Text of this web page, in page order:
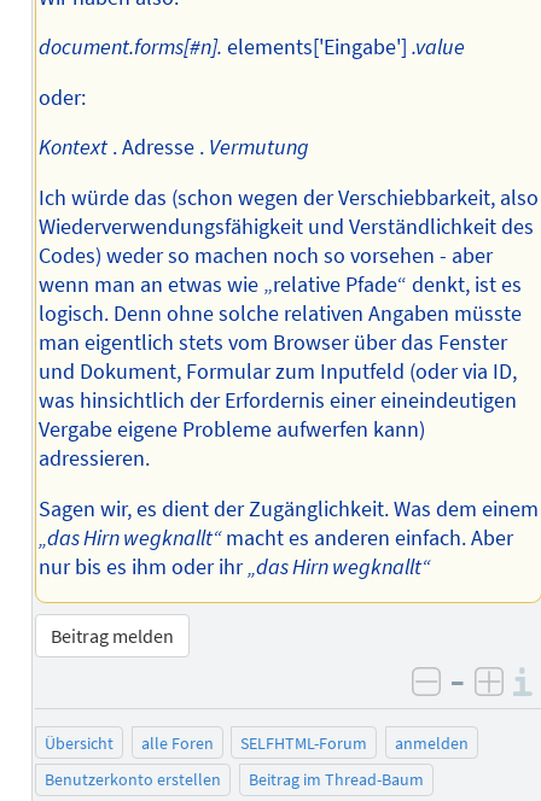
document.forms[#n]. elements['Eingabe'] .value
oder:
Kontext. Adresse . Vermutung
Ich würde das (schon wegen der Verschiebbarkeit, also
Wiederverwendungsfähigkeit und Verständlichkeit des
Codes) weder so machen noch so vorsehen - aber
wenn man an etwas wie „relative Pfade“ denkt, ist es
logisch. Denn ohne solche relativen Angaben müsste
man eigentlich stets vom Browser über das Fenster
und Dokument, Formular zum Inputfeld (oder via ID,
was hinsichtlich der Erfordernis einer eineindeutigen
Vergabe eigene Probleme aufwerfen kann)
adressieren.
Sagen wir, es dient der Zugänglichkeit. Was dem einem
„das Hirn wegknallt“macht es anderen einfach. Aber
nur bis es ihm oder ihr„das Hirn wegknallt“
Beitrag melden
negativ
–
Übersicht alle Foren SELFHTML-Forum
anmelden
Benutzerkonto erstellen
Beitrag im Thread-Baum